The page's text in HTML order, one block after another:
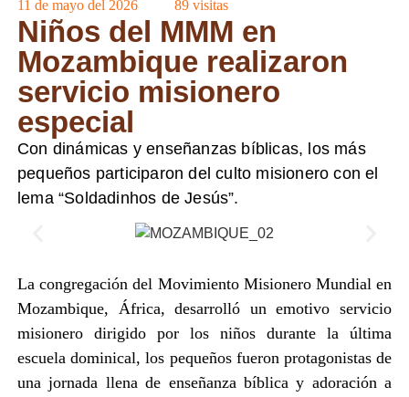
11 de mayo del 2026
89visitas
Niños del MMM en
Mozambique realizaron
servicio misionero
especial
Con dinámicas y enseñanzas bíblicas, los más
pequeños participaron del culto misionero con el
lema “Soldadinhos de Jesús”.
La congregación del Movimiento Misionero Mundial en
Mozambique, África, desarrolló un emotivo servicio
misionero dirigido por los niños durante la última
escuela dominical, los pequeños fueron protagonistas de
una jornada llena de enseñanza bíblica y adoración a